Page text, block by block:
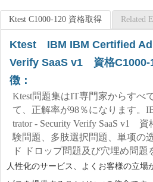
Ktest C1000-120 資格取得 Related
Ktest IBM IBM Certified
Verify SaaS v1 資格C1000-
徴：
Ktest問題集はIT専門家からすべ
て、正解率が98％になります。
trator - Security Verify SaaS v1 資
験問題、多肢選択問題、単项の
ド ドロップ問題及び穴埋め問題
人性化のサービス、よくお客様の立場